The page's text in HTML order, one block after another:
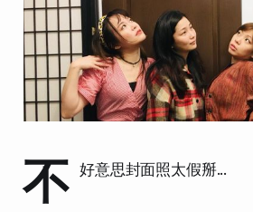
不 好意思封面照太假掰...